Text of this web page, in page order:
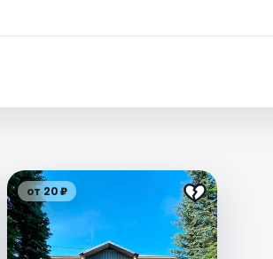
от 20 ₽